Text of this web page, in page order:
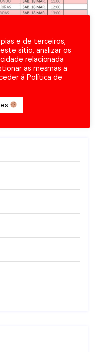
e de terceiros,
sitio, analizar os
relacionada
as mesmas a
á Política de